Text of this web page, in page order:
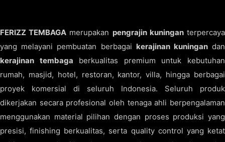
FERIZZ TEMBAGA merupakan pengrajin kuninganterpercaya
yang melayani pembuatan berbagai kerajinan kuningandan
kerajinan tembaga berkualitas premium untuk kebutuhan
rumah, masjid, hotel, restoran, kantor, villa, hingga berbagai
proyek komersial di seluruh Indonesia. Seluruh produk
dikerjakan secara profesional oleh tenaga ahli berpengalaman
menggunakan material pilihan dengan proses produksi yang
presisi, finishing berkualitas, serta quality control yang ketat